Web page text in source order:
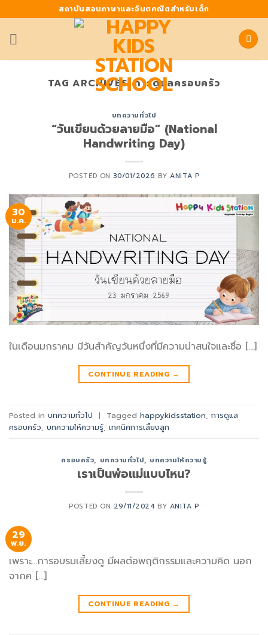
to
content
สถาบันสอนภาษาและจินตคณิตสำหรับเด็ก
TAG ARCHIVES:การดูแลครอบครัว
บทความทั่วไป
“วันเขียนด้วยลายมือ” (National
Handwriting Day)
POSTED ON30/01/2026 BYANITA P
30
ม.ค.
ในเดือนมกราคม มีวันสำคัญวันหนึ่งที่มีความน่าสนใจและชื่อ […]
CONTINUE READING →
Posted in บทความทั่วไป | Tagged happykidsstation การดูแล
ครอบครัว บทความให้ความรู้ เทคนิคการเลี้ยงลูก
ครอบครัว, บทความทั่วไป, บทความให้ความรู้
เราเป็นพ่อแม่แบบไหน?
POSTED ON 29/11/2024 BY ANITA P
29
พ.ย.
เพราะ…การอบรมเลี้ยงดู มีผลต่อพฤติกรรมและความคิด นอก
จากค […]
CONTINUE READING →